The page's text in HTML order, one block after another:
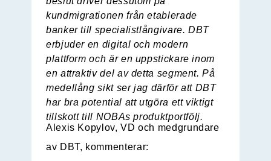
kundmigrationen från etablerade
banker till specialistlångivare. DBT
erbjuder en digital och modern
plattform och är en uppstickare inom
en attraktiv del av detta segment. På
medellång sikt ser jag därför att DBT
har bra potential att utgöra ett viktigt
tillskott till NOBAs produktportfölj.
Alexis Kopylov, VD och medgrundare
av DBT, kommenterar: